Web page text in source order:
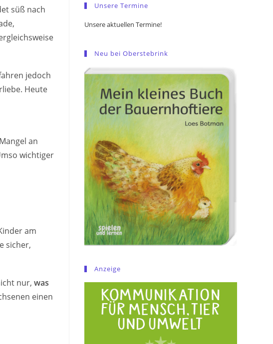
süß nach
jedoch
Heute
an
wichtiger
am
sicher,
nur, was
einen
Unsere Termine
Unsere aktuellen Termine!
Neu bei Oberstebrink
Anzeige